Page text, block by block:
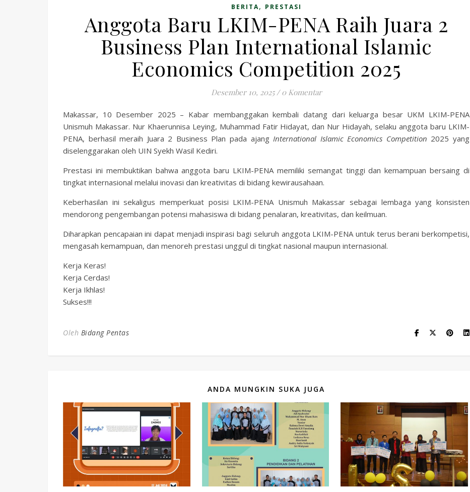
BERITA, PRESTASI
Anggota Baru LKIM-PENA Raih Juara 2
Business Plan International Islamic
Economics Competition 2025
Desember 10, 2025 / 0 Komentar
Makassar, 10 Desember 2025 – Kabar membanggakan kembali datang dari keluarga besar UKM LKIM-PENA
Unismuh Makassar. Nur Khaerunnisa Leying, Muhammad Fatir Hidayat, dan Nur Hidayah, selaku anggota baru LKIM-
PENA, berhasil meraih Juara 2 Business Plan pada ajang International Islamic Economics Competition 2025 yang
diselenggarakan oleh UIN Syekh Wasil Kediri.
Prestasi ini membuktikan bahwa anggota baru LKIM-PENA memiliki semangat tinggi dan kemampuan bersaing di
tingkat internasional melalui inovasi dan kreativitas di bidang kewirausahaan.
Keberhasilan ini sekaligus memperkuat posisi LKIM-PENA Unismuh Makassar sebagai lembaga yang konsisten
mendorong pengembangan potensi mahasiswa di bidang penalaran, kreativitas, dan keilmuan.
Diharapkan pencapaian ini dapat menjadi inspirasi bagi seluruh anggota LKIM-PENA untuk terus berani berkompetisi,
mengasah kemampuan, dan menoreh prestasi unggul di tingkat nasional maupun internasional.
Kerja Keras!
Kerja Cerdas!
Kerja Ikhlas!
Sukses!!!
Oleh Bidang Pentas
ANDA MUNGKIN SUKA JUGA